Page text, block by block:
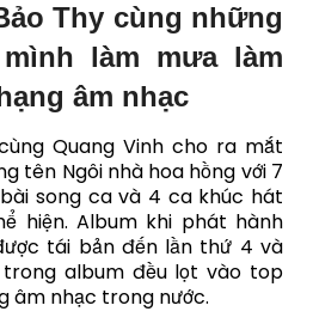
Thy cùng những
làm mưa làm
âm nhạc
Quang Vinh cho ra mắt
tên Ngôi nhà hoa hồng với 7
song ca và 4 ca khúc hát
hiện. Album khi phát hành
tái bản đến lần thứ 4 và
album đều lọt vào top
âm nhạc trong nước.